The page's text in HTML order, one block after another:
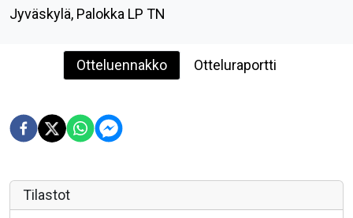
Jyväskylä, Palokka LP TN
Otteluennakko Otteluraportti
Tilastot